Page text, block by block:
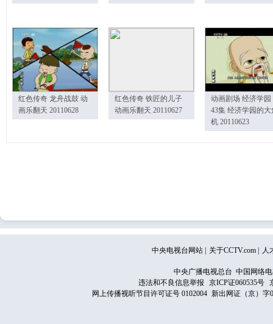
红色传奇 龙舟战鼓 动
画乐翻天 20110628
红色传奇 铁匠的儿子
动画乐翻天 20110627
动画剧场 经济学园
43集 经济学园的大
机 20110623
中央电视台网站 关于CCTV.com 人
中央广播电视总台 中国网络
违法和不良信息举报
京ICP证060535号
网上传播视听节目许可证号 0102004 新出网证（京）